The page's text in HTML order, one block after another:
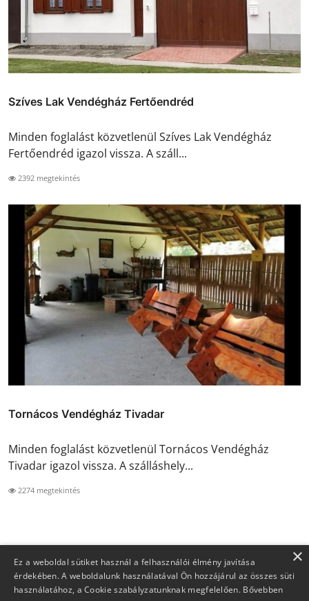
Szíves Lak Vendégház Fertőendréd
Minden foglalást közvetlenül Szíves Lak Vendégház
Fertőendréd igazol vissza. A száll...
2392 megtekintés
Tornácos Vendégház Tivadar
Minden foglalást közvetlenül Tornácos Vendégház
Tivadar igazol vissza. A szálláshely...
2274 megtekintés
×
Ez a weboldal sütiket használ a felhasználói élmény javítása
érdekében. A weboldalunk használatával Ön hozzájárul az összes süti
használatához, a Cookie szabályzatunknak megfelelően. Bővebben